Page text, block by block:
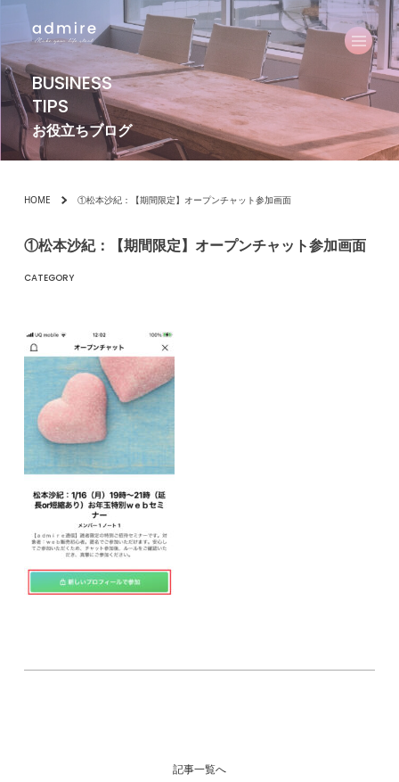
BUSINESS
TIPS
お役立ちブログ
HOME ①松本沙紀：【期間限定】オープンチャット参加画面
①松本沙紀：【期間限定】オープンチャット参加画面
CATEGORY
記事一覧へ